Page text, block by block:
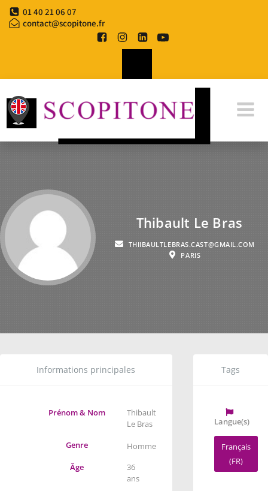
01 40 21 06 07
contact@scopitone.fr
Thibault Le Bras
THIIBAULTLEBRAS.CAST@GMAIL.COM
PARIS
Informations principales
Prénom & Nom
Thibault
Le Bras
Genre
Homme
Âge
36
ans
Tags
Langue(s)
Français
(FR)